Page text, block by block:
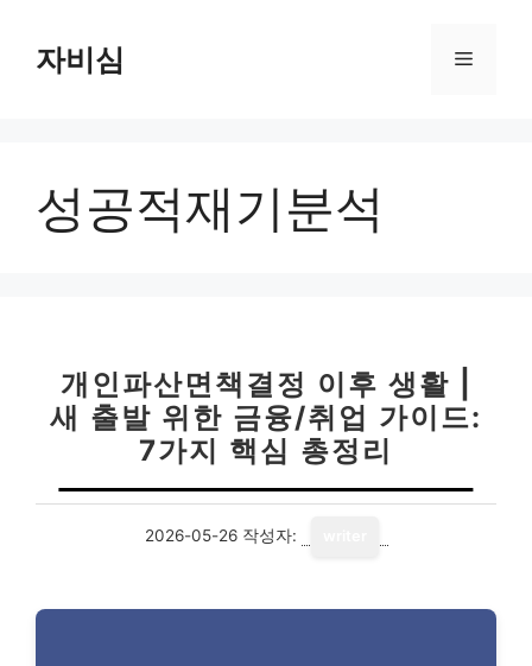
자비심 메
성공적재기분석
개인파산면책결정 이후 생활 |
새 출발 위한 금융/취업 가이드:
7가지 핵심 총정리
2026-05-26 작성자: